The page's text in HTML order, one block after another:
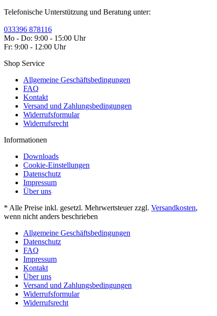
Telefonische Unterstützung und Beratung unter:
033396 878116
Mo - Do: 9:00 - 15:00 Uhr
Fr: 9:00 - 12:00 Uhr
Shop Service
Allgemeine Geschäftsbedingungen
FAQ
Kontakt
Versand und Zahlungsbedingungen
Widerrufsformular
Widerrufsrecht
Informationen
Downloads
Cookie-Einstellungen
Datenschutz
Impressum
Über uns
* Alle Preise inkl. gesetzl. Mehrwertsteuer zzgl. Versandkosten,
wenn nicht anders beschrieben
Allgemeine Geschäftsbedingungen
Datenschutz
FAQ
Impressum
Kontakt
Über uns
Versand und Zahlungsbedingungen
Widerrufsformular
Widerrufsrecht